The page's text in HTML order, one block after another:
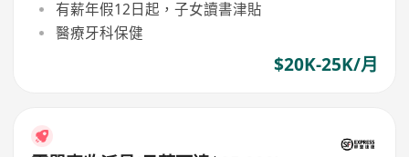
有薪年假12日起，子女讀書津貼
醫療牙科保健
$20K-25K/月